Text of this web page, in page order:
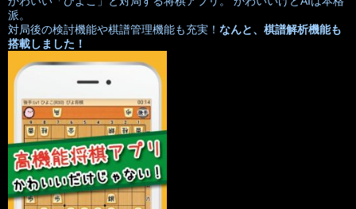
派。
対局後の検討機能や棋譜管理機能も充実！ なんと、棋譜解析機能も
搭載しました！